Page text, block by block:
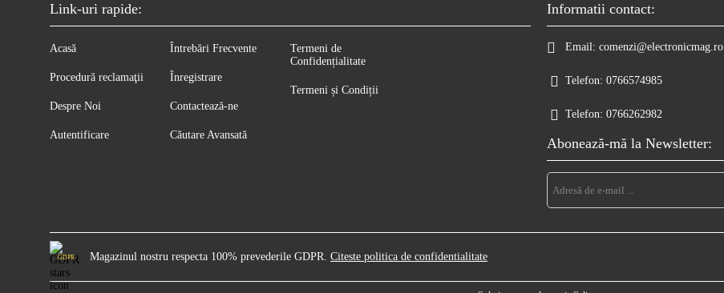
Link-uri rapide:
Acasă
Procedură reclamaţii
Despre Noi
Autentificare
Întrebări Frecvente
Înregistrare
Contactează-ne
Căutare Avansată
Termeni de
Confidențialitate
Termeni și Condiții
Informatii contact:
Email: comenzi@electronicmag.ro
Telefon: 0766574985
Telefon: 0766262982
Abonează-mă la Newsletter:
GDPR Magazinul nostru respecta 100% prevederile GDPR. Citeste politica de confidentialitate